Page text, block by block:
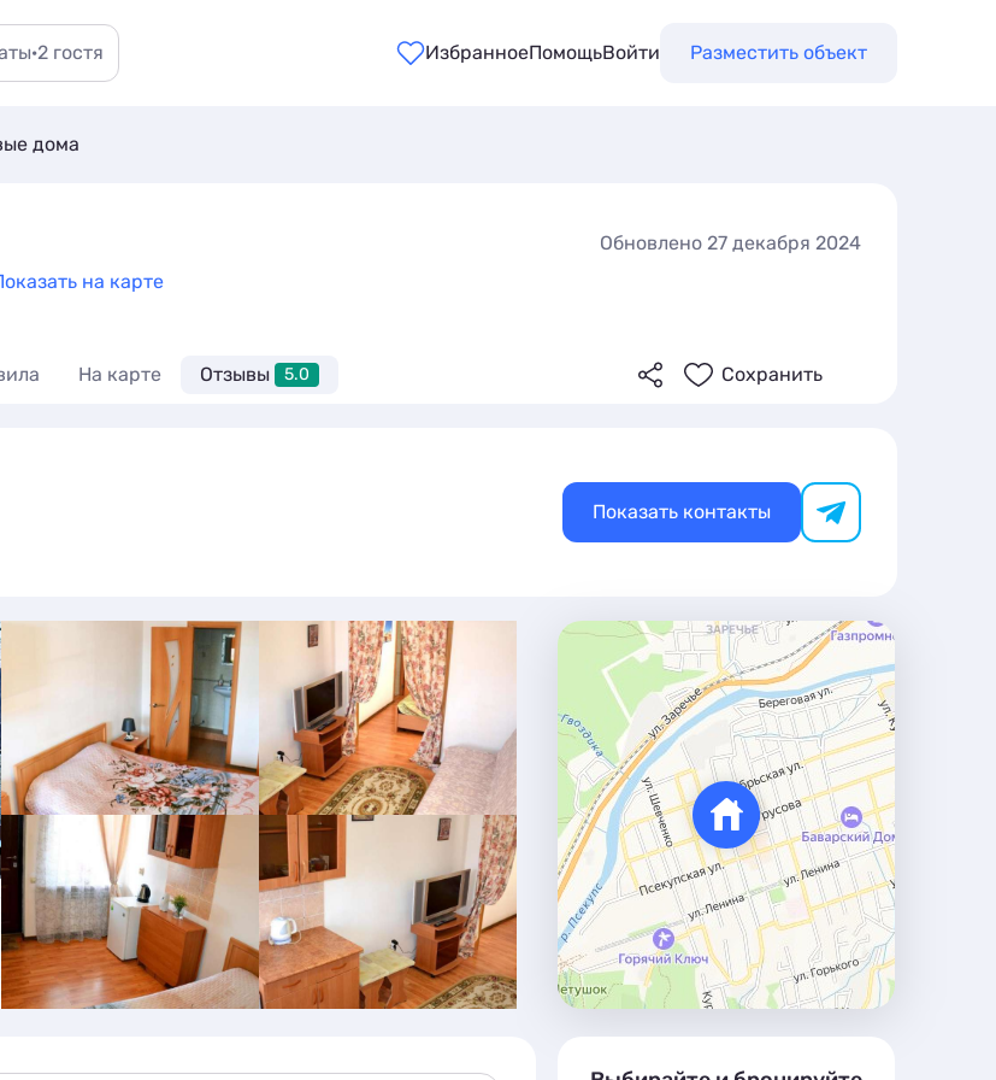
·2 гостя ИзбранноеПомощьВойти Разместить объект
дома
Обновлено 27 декабря 2024
на карте
На карте Отзывы 5.0 Сохранить
Показать контакты